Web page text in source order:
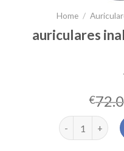
Home /
auriculares
€
auriculares